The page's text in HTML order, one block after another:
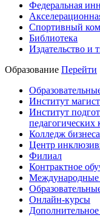
Федеральная
Спортивный
Библиотека
Издательство и
Образование Перейти
Институт
Институт
педагогических
Колледж
Центр
Филиал
Контрактное
Онлайн-курсы